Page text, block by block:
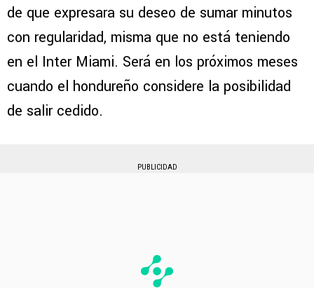
de que expresara su deseo de sumar minutos
con regularidad, misma que no está teniendo
en el Inter Miami. Será en los próximos meses
cuando el hondureño considere la posibilidad
de salir cedido.
PUBLICIDAD